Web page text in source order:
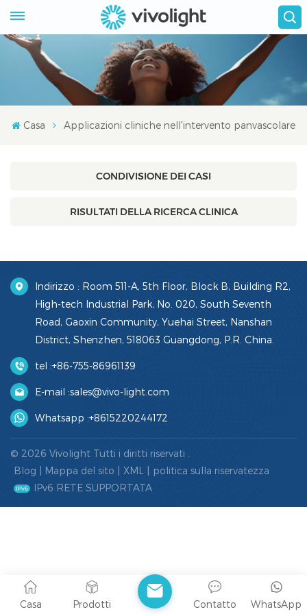
Casa Applicazioni cliniche nell'intervento panvascolare
CONDIVISIONE DEI CASI
RISULTATI DELLA RICERCA CLINICA
Indirizzo : Room 511-A, 5th Floor, Block B, Building R2,
High-tech Industrial Park, No. 020, South Seventh
Road, Gaoxin Community, Yuehai Street, Nanshan
District, Shenzhen, 518063 Guangdong, P.R. China.
tel :+86-755-86961139
E-mail :sales@vivo-light.com
Whatsapp :+8615220244172
© 2026 Vivolight Tutti i diritti riservati .
Blog
Mappa del sito XML
politica sulla riservatezza
IPv6 RETE SUPPORTATA
Casa Prodotti WhatsApp
Contatto